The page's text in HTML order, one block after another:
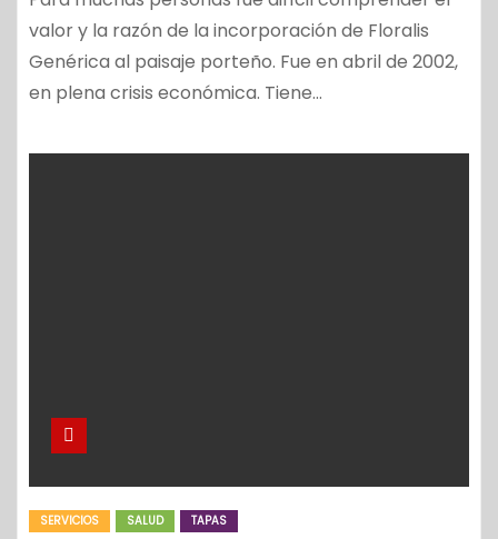
valor y la razón de la incorporación de Floralis
Genérica al paisaje porteño. Fue en abril de 2002,
en plena crisis económica. Tiene…
SERVICIOS SALUD TAPAS